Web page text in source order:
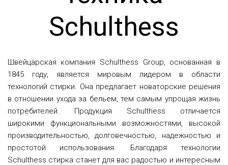
Schulthess
Швейцарская компания Schulthess Group, основанная в
1845 году, является мировым лидером в области
технологий стирки. Она предлагает новаторские решения
в отношении ухода за бельем, тем самым упрощая жизнь
потребителей. Продукция Schulthess отличается
широкими функциональными возможностями, высокой
производительностью, долговечностью, надежностью и
простотой использования. Благодаря технологии
Schulthess стирка станет для вас радостью и интересным